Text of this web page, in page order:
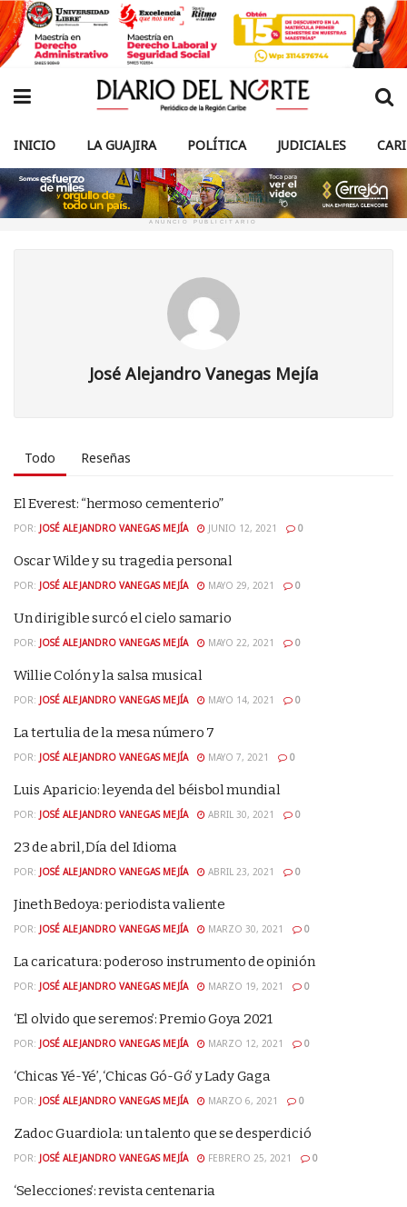
INICIO LA GUAJIRA POLÍTICA JUDICIALES
ANUNCIO PUBLICITARIO
José Alejandro Vanegas Mejía
Todo Reseñas
El Everest: “hermoso cementerio”
POR: JOSÉ ALEJANDRO VANEGAS MEJÍA JUNIO 12, 2021 0
Oscar Wilde y su tragedia personal
POR: JOSÉ ALEJANDRO VANEGAS MEJÍA MAYO 29, 2021 0
Un dirigible surcó el cielo samario
POR: JOSÉ ALEJANDRO VANEGAS MEJÍA MAYO 22, 2021 0
Willie Colón y la salsa musical
POR: JOSÉ ALEJANDRO VANEGAS MEJÍA MAYO 14, 2021 0
La tertulia de la mesa número 7
POR: JOSÉ ALEJANDRO VANEGAS MEJÍA MAYO 7, 2021 0
Luis Aparicio: leyenda del béisbol mundial
POR: JOSÉ ALEJANDRO VANEGAS MEJÍA ABRIL 30, 2021 0
23 de abril, Día del Idioma
POR: JOSÉ ALEJANDRO VANEGAS MEJÍA ABRIL 23, 2021 0
Jineth Bedoya: periodista valiente
POR: JOSÉ ALEJANDRO VANEGAS MEJÍA MARZO 30, 2021 0
La caricatura: poderoso instrumento de opinión
POR: JOSÉ ALEJANDRO VANEGAS MEJÍA MARZO 19, 2021 0
‘El olvido que seremos’: Premio Goya 2021
POR: JOSÉ ALEJANDRO VANEGAS MEJÍA MARZO 12, 2021 0
‘Chicas Yé-Yé’, ‘Chicas Gó-Gó’ y Lady Gaga
POR: JOSÉ ALEJANDRO VANEGAS MEJÍA MARZO 6, 2021 0
Zadoc Guardiola: un talento que se desperdició
POR: JOSÉ ALEJANDRO VANEGAS MEJÍA FEBRERO 25, 2021 0
‘Selecciones’: revista centenaria